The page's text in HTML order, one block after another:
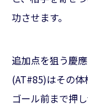
功させます。
追加点を狙う慶
(AT#85)はその体
ゴール前まで押